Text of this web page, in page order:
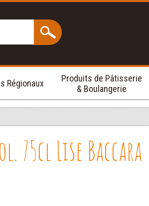
Régionaux
Produits de Pâtisserie
& Boulangerie
75cl Lise Baccara